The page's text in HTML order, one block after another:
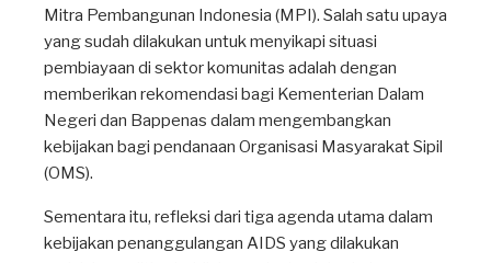
Mitra Pembangunan Indonesia (MPI). Salah satu upaya
yang sudah dilakukan untuk menyikapi situasi
pembiayaan di sektor komunitas adalah dengan
memberikan rekomendasi bagi Kementerian Dalam
Negeri dan Bappenas dalam mengembangkan
kebijakan bagi pendanaan Organisasi Masyarakat Sipil
(OMS).
Sementara itu, refleksi dari tiga agenda utama dalam
kebijakan penanggulangan AIDS yang dilakukan